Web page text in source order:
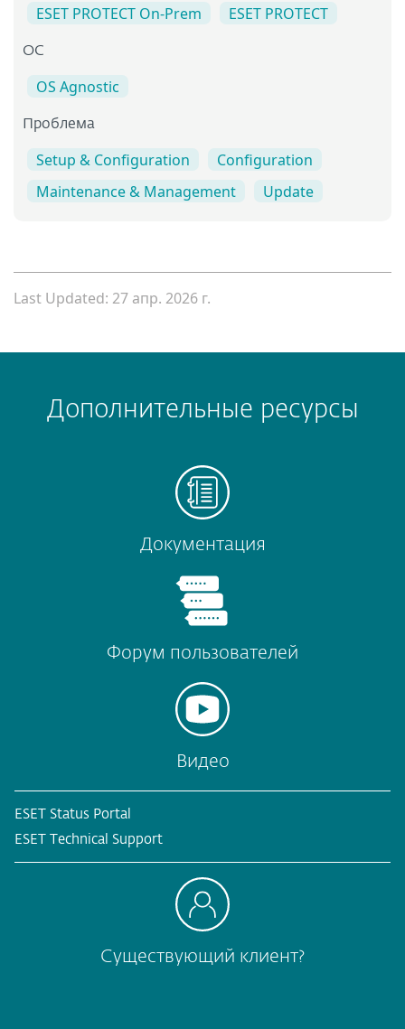
ESET PROTECT On-Prem
ESET PROTECT
OC
OS Agnostic
Проблема
Setup & Configuration
Configuration
Maintenance & Management
Update
Last Updated: 27 апр. 2026 г.
Дополнительные ресурсы
Документация
Форум пользователей
Видео
ESET Status Portal
ESET Technical Support
Существующий клиент?